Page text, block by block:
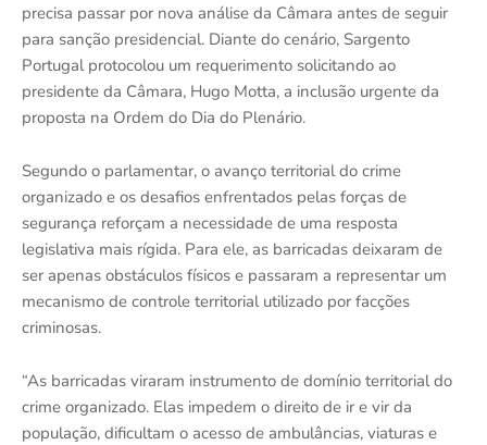
precisa passar por nova análise da Câmara antes de seguir
para sanção presidencial. Diante do cenário, Sargento
Portugal protocolou um requerimento solicitando ao
presidente da Câmara, Hugo Motta, a inclusão urgente da
proposta na Ordem do Dia do Plenário.
Segundo o parlamentar, o avanço territorial do crime
organizado e os desafios enfrentados pelas forças de
segurança reforçam a necessidade de uma resposta
legislativa mais rígida. Para ele, as barricadas deixaram de
ser apenas obstáculos físicos e passaram a representar um
mecanismo de controle territorial utilizado por facções
criminosas.
“As barricadas viraram instrumento de domínio territorial do
crime organizado. Elas impedem o direito de ir e vir da
população, dificultam o acesso de ambulâncias, viaturas e